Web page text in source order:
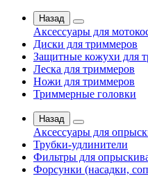
Назад
Аксессуары для
Диски для триммеров
Защитные кожухи для
Леска для триммеров
Ножи для триммеров
Триммерные головки
Назад
Аксессуары для
Трубки-удлинители
Фильтры для
Форсунки (насадки,